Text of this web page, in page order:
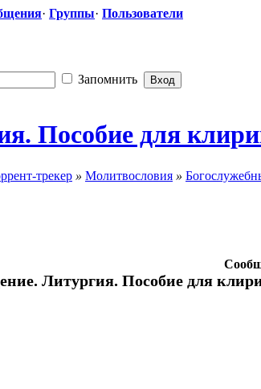
· Группы· Пользователи
Запомнить
Пособие для
трекер » Молитвословия »
Литургия. Пособие для